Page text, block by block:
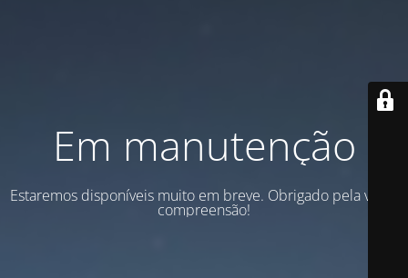
Em manutenção
Estaremos disponíveis muito em breve. Obrigado pela vossa
compreensão!